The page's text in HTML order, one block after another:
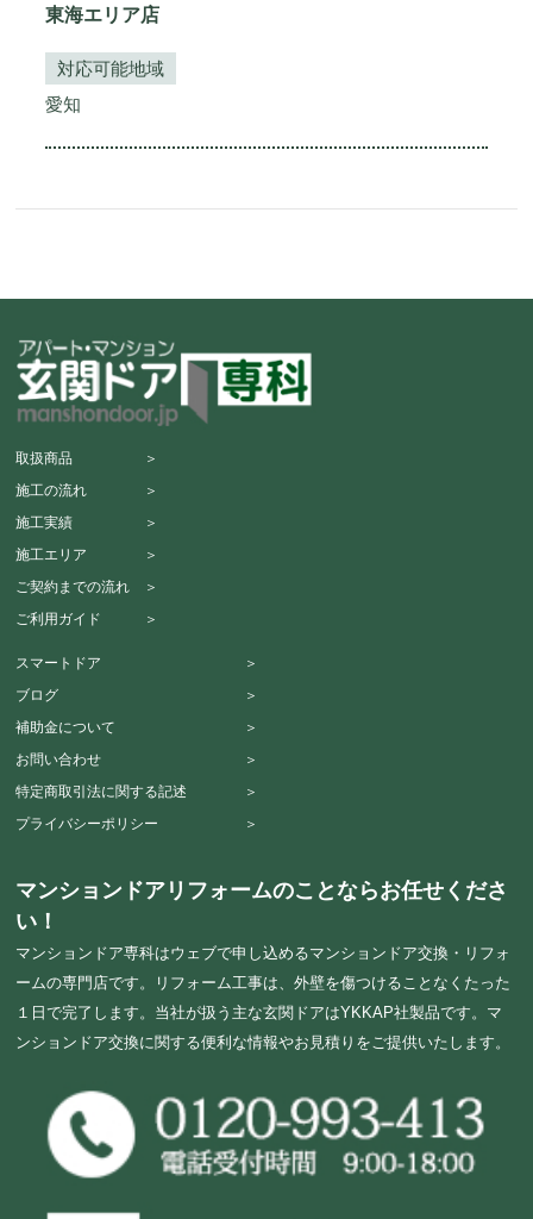
東海エリア店
対応可能地域
愛知
取扱商品 ＞
施工の流れ ＞
施工実績 ＞
施工エリア ＞
ご契約までの流れ ＞
ご利用ガイド ＞
スマートドア ＞
ブログ ＞
補助金について ＞
お問い合わせ ＞
特定商取引法に関する記述 ＞
プライバシーポリシー ＞
マンションドアリフォームのことならお任せくださ
い！
マンションドア専科はウェブで申し込めるマンションドア交換・リフォ
ームの専門店です。リフォーム工事は、外壁を傷つけることなくたった
１日で完了します。当社が扱う主な玄関ドアはYKKAP社製品です。マ
ンションドア交換に関する便利な情報やお見積りをご提供いたします。